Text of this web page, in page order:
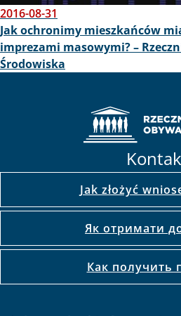
2016-08-31
Jak ochronimy mieszkańców
imprezami masowymi? –
Środowiska
Jak złożyć
Як отримати
Как получить